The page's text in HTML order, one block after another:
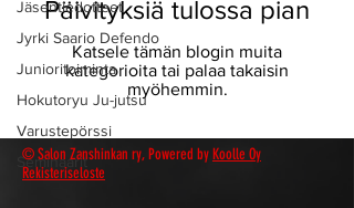
Jäsentiedotteet
Jyrki Saario Defendo
Junioritoiminta
Hokutoryu Ju-jutsu
Varustepörssi
Seminaarit
Päivityksiä tulossa pian
Katsele tämän blogin muita
kategorioita tai palaa takaisin
myöhemmin.
© Salon Zanshinkan ry, Powered byKoolle Oy
Rekisteriseloste